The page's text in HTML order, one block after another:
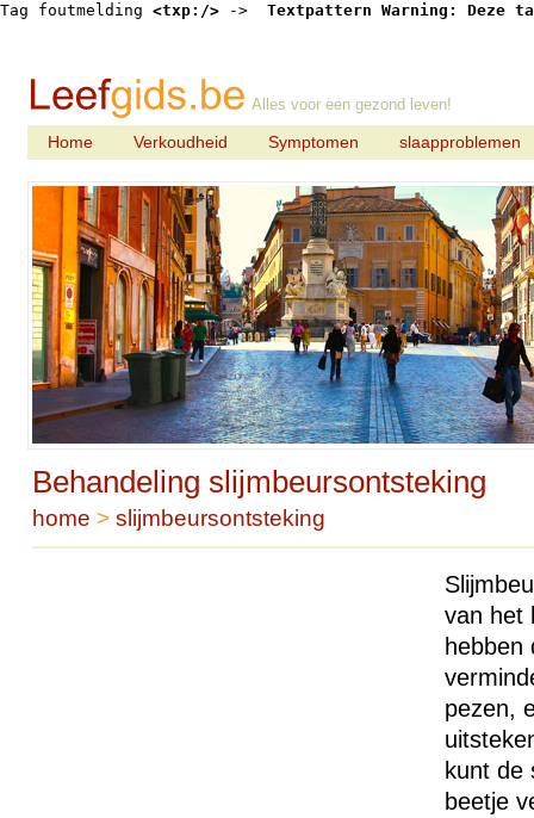
Tag foutmelding <txp:/> -> Textpattern Warning: Deze
Alles voor een gezond leven!
Home Verkoudheid Symptomen slaapproblemen
Behandeling slijmbeursontsteking
home > slijmbeursontsteking
van het
hebben
pezen,
kunt de
beetje